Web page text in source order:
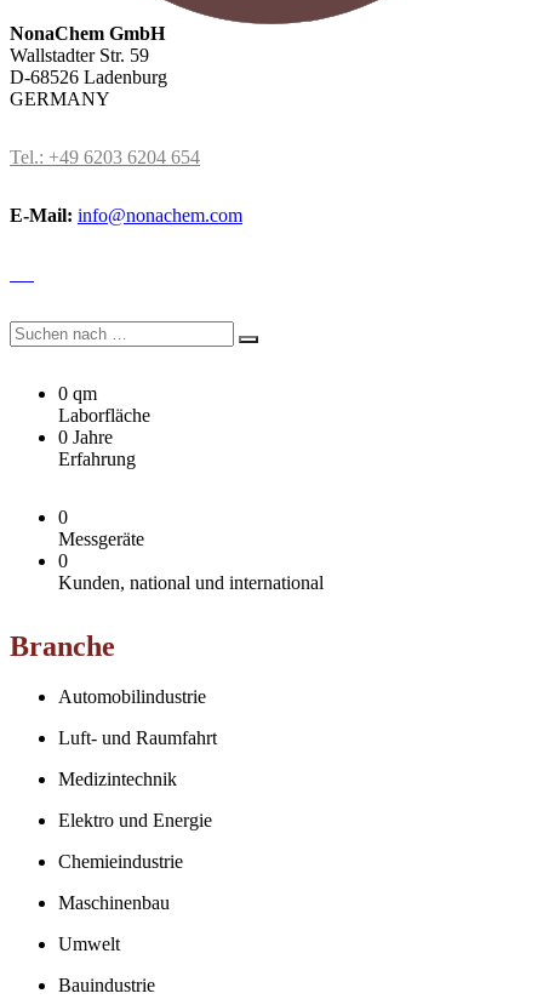
NonaChem GmbH
Wallstadter Str. 59
D-68526 Ladenburg
GERMANY
Tel.: +49 6203 6204 654
E-Mail: info@nonachem.com
0 qm
Laborfläche
0 Jahre
Erfahrung
0
Messgeräte
0
Kunden, national und international
Branche
Automobilindustrie
Luft- und Raumfahrt
Medizintechnik
Elektro und Energie
Chemieindustrie
Maschinenbau
Umwelt
Bauindustrie